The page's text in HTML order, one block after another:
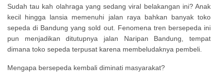
Sudah tau kah olahraga yang sedang viral belakangan ini? Anak
kecil hingga lansia memenuhi jalan raya bahkan banyak toko
sepeda di Bandung yang sold out. Fenomena tren bersepeda ini
pun menjadikan ditutupnya jalan Naripan Bandung, tempat
dimana toko sepeda terpusat karena membeludaknya pembeli.
Mengapa bersepeda kembali diminati masyarakat?